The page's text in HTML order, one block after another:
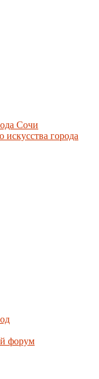
Сочи
города
форум